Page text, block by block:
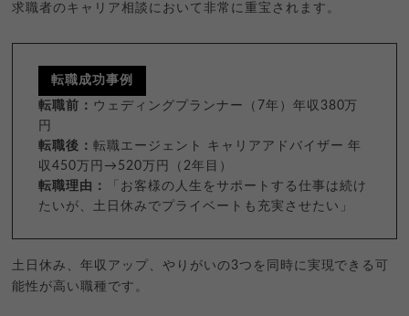
求職者のキャリア相談において非常に重宝されます。
転職成功事例
転職前： ウェディングプランナー（7年）年収380万
円
転職後：転職エージェント キャリアアドバイザー 年
収450万円→520万円（2年目）
転職理由：
「お客様の人生をサポートする仕事は続け
たいが、土日休みでプライベートも充実させたい」
土日休み、年収アップ、やりがいの3つを同時に実現できる可
能性が高い職種です。